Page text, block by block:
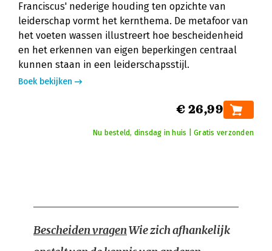
Franciscus' nederige houding ten opzichte van
leiderschap vormt het kernthema. De metafoor van
het voeten wassen illustreert hoe bescheidenheid
en het erkennen van eigen beperkingen centraal
kunnen staan in een leiderschapsstijl.
Boek bekijken
€ 26,99
Nu besteld, dinsdag in huis | Gratis verzonden
Bescheiden vragenWie zich afhankelijk